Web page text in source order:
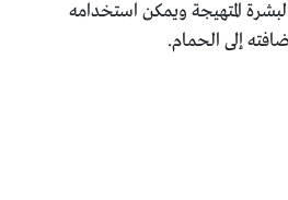
المتهيجة ويمكن استخدامه
إلى الحمام.